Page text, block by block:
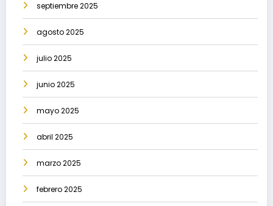
septiembre 2025
agosto 2025
julio 2025
junio 2025
mayo 2025
abril 2025
marzo 2025
febrero 2025